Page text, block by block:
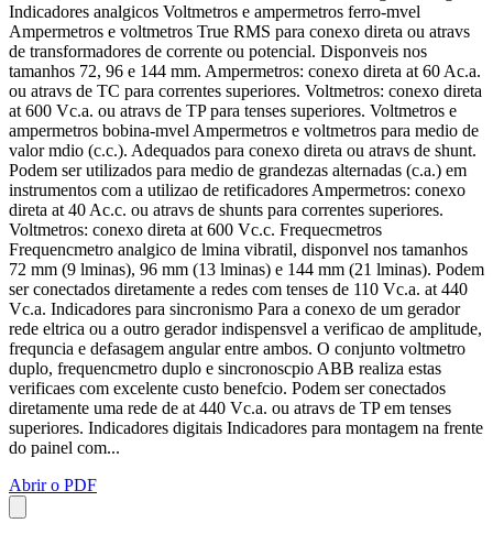
Indicadores analgicos Voltmetros e ampermetros ferro-mvel
Ampermetros e voltmetros True RMS para conexo direta ou atravs
de transformadores de corrente ou potencial. Disponveis nos
tamanhos 72, 96 e 144 mm. Ampermetros: conexo direta at 60 Ac.a.
ou atravs de TC para correntes superiores. Voltmetros: conexo direta
at 600 Vc.a. ou atravs de TP para tenses superiores. Voltmetros e
ampermetros bobina-mvel Ampermetros e voltmetros para medio de
valor mdio (c.c.). Adequados para conexo direta ou atravs de shunt.
Podem ser utilizados para medio de grandezas alternadas (c.a.) em
instrumentos com a utilizao de retificadores Ampermetros: conexo
direta at 40 Ac.c. ou atravs de shunts para correntes superiores.
Voltmetros: conexo direta at 600 Vc.c. Frequecmetros
Frequencmetro analgico de lmina vibratil, disponvel nos tamanhos
72 mm (9 lminas), 96 mm (13 lminas) e 144 mm (21 lminas). Podem
ser conectados diretamente a redes com tenses de 110 Vc.a. at 440
Vc.a. Indicadores para sincronismo Para a conexo de um gerador
rede eltrica ou a outro gerador indispensvel a verificao de amplitude,
frequncia e defasagem angular entre ambos. O conjunto voltmetro
duplo, frequencmetro duplo e sincronoscpio ABB realiza estas
verificaes com excelente custo benefcio. Podem ser conectados
diretamente uma rede de at 440 Vc.a. ou atravs de TP em tenses
superiores. Indicadores digitais Indicadores para montagem na frente
do painel com...
Abrir o PDF